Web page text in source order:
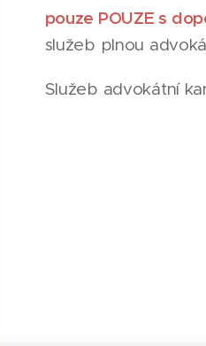
pouze POUZE s
služeb plnou
Služeb advokátní